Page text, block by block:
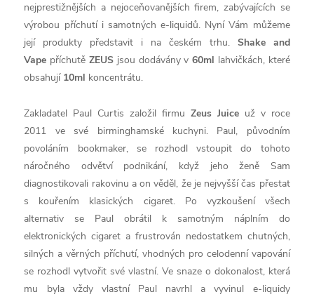
nejprestižnějších a nejoceňovanějších firem, zabývajících se
výrobou příchutí i samotných e-liquidů. Nyní Vám můžeme
její produkty představit i na českém trhu. Shake and
Vape příchutě ZEUS jsou dodávány v 60ml lahvičkách, které
obsahují 10ml koncentrátu.
Zakladatel Paul Curtis založil firmu Zeus Juice už v roce
2011 ve své birminghamské kuchyni. Paul, původním
povoláním bookmaker, se rozhodl vstoupit do tohoto
náročného odvětví podnikání, když jeho ženě Sam
diagnostikovali rakovinu a on věděl, že je nejvyšší čas přestat
s kouřením klasických cigaret. Po vyzkoušení všech
alternativ se Paul obrátil k samotným náplním do
elektronických cigaret a frustrován nedostatkem chutných,
silných a věrných příchutí, vhodných pro celodenní vapování
se rozhodl vytvořit své vlastní. Ve snaze o dokonalost, která
mu byla vždy vlastní Paul navrhl a vyvinul e-liquidy